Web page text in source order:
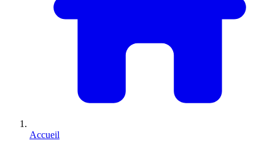
Accueil